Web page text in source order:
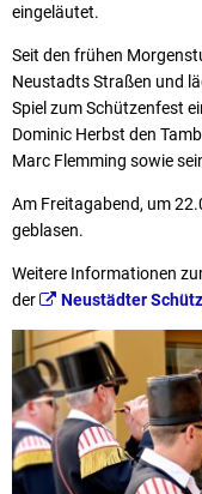
eingeläutet.
Seit den frühen
Neustadts Straßen und
Spiel zum Schützenfest
Dominic Herbst den
Marc Flemming sowie
Am Freitagabend, um
geblasen.
Weitere Informationen
der
Neustädter